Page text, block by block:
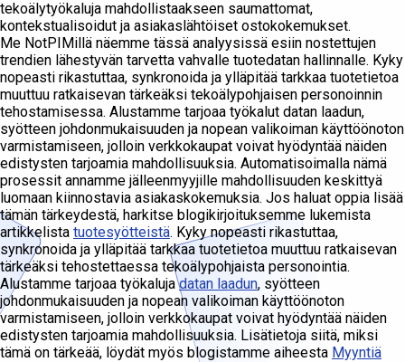
tekoälytyökaluja mahdollistaakseen saumattomat,
kontekstualisoidut ja asiakaslähtöiset ostokokemukset.
Me NotPIMillä näemme tässä analyysissä esiin nostettujen
trendien lähestyvän tarvetta vahvalle tuotedatan hallinnalle. Kyky
nopeasti rikastuttaa, synkronoida ja ylläpitää tarkkaa tuotetietoa
muuttuu ratkaisevan tärkeäksi tekoälypohjaisen personoinnin
tehostamisessa. Alustamme tarjoaa työkalut datan laadun,
syötteen johdonmukaisuuden ja nopean valikoiman käyttöönoton
varmistamiseen, jolloin verkkokaupat voivat hyödyntää näiden
edistysten tarjoamia mahdollisuuksia. Automatisoimalla nämä
prosessit annamme jälleenmyyjille mahdollisuuden keskittyä
luomaan kiinnostavia asiakaskokemuksia. Jos haluat oppia lisää
tämän tärkeydestä, harkitse blogikirjoituksemme lukemista
artikkelista tuotesyötteistä. Kyky nopeasti rikastuttaa,
synkronoida ja ylläpitää tarkkaa tuotetietoa muuttuu ratkaisevan
tärkeäksi tehostettaessa tekoälypohjaista personointia.
Alustamme tarjoaa työkalujadatan laadun, syötteen
johdonmukaisuuden ja nopean valikoiman käyttöönoton
varmistamiseen, jolloin verkkokaupat voivat hyödyntää näiden
edistysten tarjoamia mahdollisuuksia. Lisätietoja siitä, miksi
tämä on tärkeää, löydät myös blogistamme aiheesta Myyntiä